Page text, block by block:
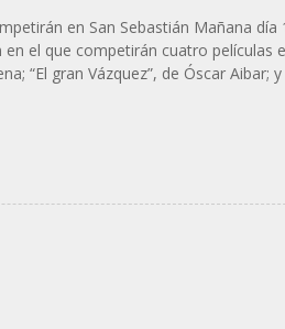
en San Sebastián Mañana
en el que competirán cuatro películas
“El gran Vázquez”, de Óscar